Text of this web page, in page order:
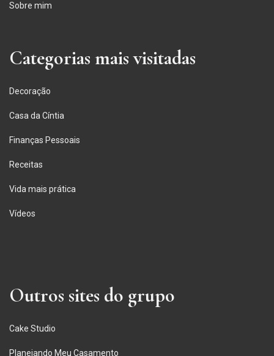
Sobre mim
Categorias mais visitadas
Decoração
Casa da Cíntia
Finanças Pessoais
Receitas
Vida mais prática
Vídeos
Outros sites do grupo
Cake Studio
Planejando Meu Casamento